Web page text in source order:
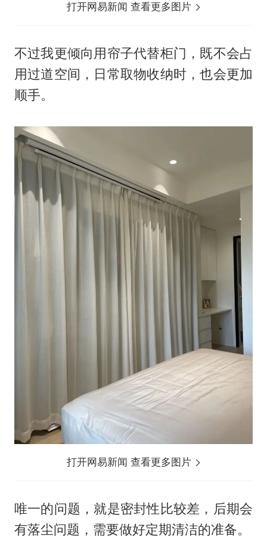
打开网易新闻 查看更多图片
不过我更倾向用帘子代替柜门，既不会占
用过道空间，日常取物收纳时，也会更加
顺手。
打开网易新闻 查看更多图片
唯一的问题，就是密封性比较差，后期会
有落尘问题，需要做好定期清洁的准备。